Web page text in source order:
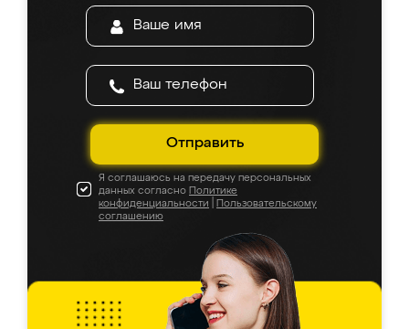
Отправить
Я соглашаюсь на передачу персональных
данных согласно Политике
конфиденциальности
Пользовательскому
соглашению